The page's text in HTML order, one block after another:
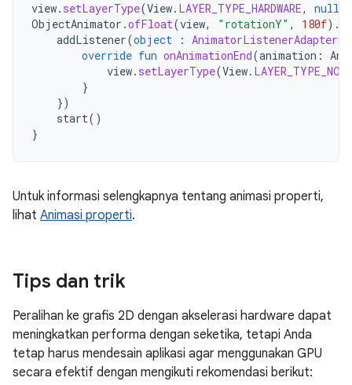
view. setLayerType(View. LAYER_TYPE_HARDWARE, null
ObjectAnimator .ofFloat(view, "rotationY" , 180f).
addListener(object : AnimatorListenerAdapter
override fun onAnimationEnd(animation :
view. setLayerType(View. LAYER_TYPE_NONE
}
})
start()
}
Untuk informasi selengkapnya tentang animasi properti,
lihat Animasi properti.
Tips dan trik
Peralihan ke grafis 2D dengan akselerasi hardware dapat
meningkatkan performa dengan seketika, tetapi Anda
tetap harus mendesain aplikasi agar menggunakan GPU
secara efektif dengan mengikuti rekomendasi berikut: